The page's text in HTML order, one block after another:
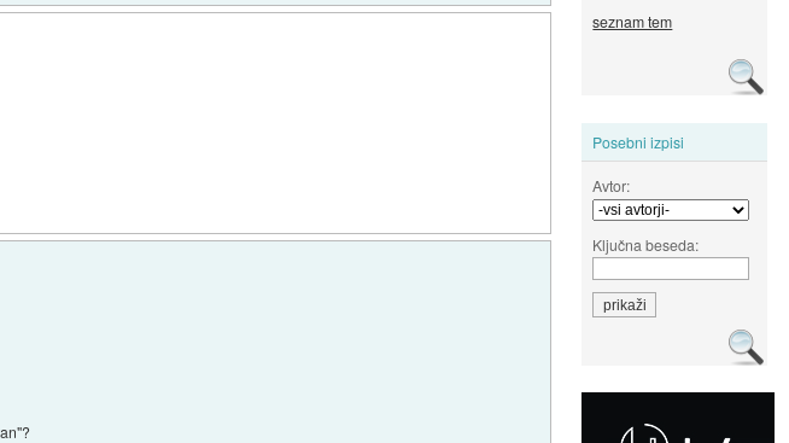
seznam tem
Posebni izpisi
Avtor:
Ključna beseda: